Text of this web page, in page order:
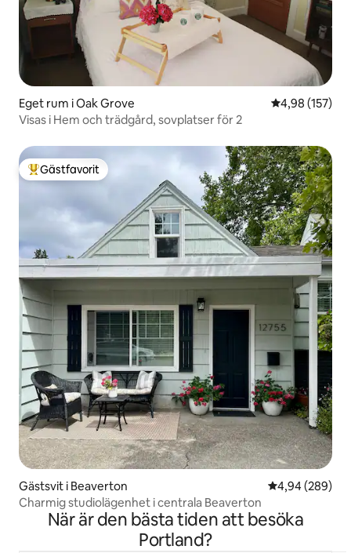
Eget rum i Oak Grove 4,98 av 5 i
4,98 (157)
Visas i Hem och trädgård, sovplatser för 2
Populär gästfavorit
Gästfavorit
Gästsvit i Beaverton 4,94 av 5 i
4,94 (289)
Charmig studiolägenhet i centrala Beaverton
När är den bästa tiden att besöka
Portland?